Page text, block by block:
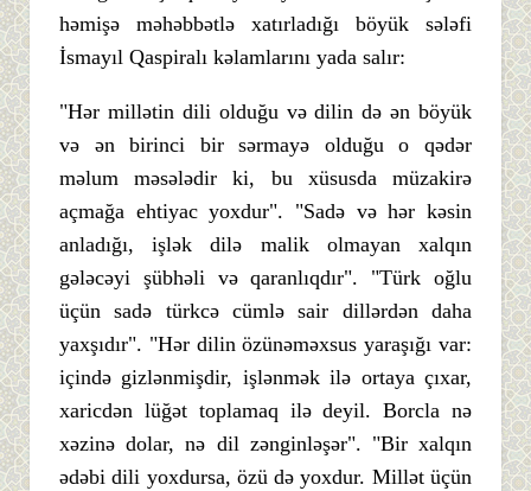
həmişə məhəbbətlə xatırladığı böyük sələfi
İsmayıl Qaspiralı kəlamlarını yada salır:
"Hər millətin dili olduğu və dilin də ən böyük
və ən birinci bir sərmayə olduğu o qədər
məlum məsələdir ki, bu xüsusda müzakirə
açmağa ehtiyac yoxdur". "Sadə və hər kəsin
anladığı, işlək dilə malik olmayan xalqın
gələcəyi şübhəli və qaranlıqdır". "Türk oğlu
üçün sadə türkcə cümlə sair dillərdən daha
yaxşıdır". "Hər dilin özünəməxsus yaraşığı var:
içində gizlənmişdir, işlənmək ilə ortaya çıxar,
xaricdən lüğət toplamaq ilə deyil. Borcla nə
xəzinə dolar, nə dil zənginləşər". "Bir xalqın
ədəbi dili yoxdursa, özü də yoxdur. Millət üçün